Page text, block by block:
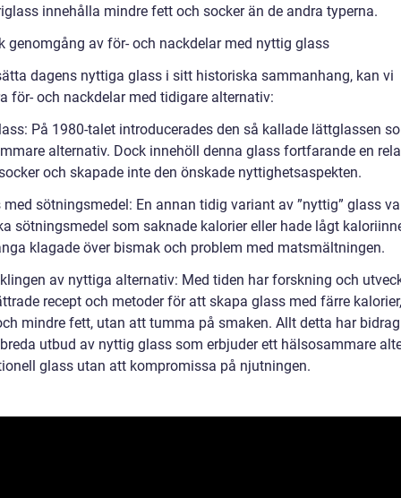
innehålla mindre fett och socker än de andra typerna.
genomgång av för- och nackdelar med nyttig glass
dagens nyttiga glass i sitt historiska sammanhang, kan vi
för- och nackdelar med tidigare alternativ:
På 1980-talet introducerades den så kallade lättglassen
alternativ. Dock innehöll denna glass fortfarande en
och skapade inte den önskade nyttighetsaspekten.
med sötningsmedel: En annan tidig variant av ”nyttig” glass
sötningsmedel som saknade kalorier eller hade lågt
klagade över bismak och problem med matsmältningen.
av nyttiga alternativ: Med tiden har forskning och
recept och metoder för att skapa glass med färre
mindre fett, utan att tumma på smaken. Allt detta har
utbud av nyttig glass som erbjuder ett hälsosammare
glass utan att kompromissa på njutningen.